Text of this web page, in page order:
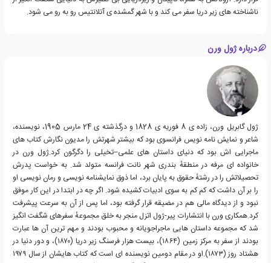
ناشناخته های زیر دریا سفر می کند و با شهر گمشده ی آتلانتیس رو به رو می شود.
درباره ژول ورن
ژول گابریل ورن، زاده ی 8 فوریه ی 1828 و درگذشته ی 24 مارس 1905، نویسنده،
شاعر و نمایش نامه نویس فرانسوی بود که بیشتر شهرتش را مدیون نگارش کتاب های
ماجرایی اش بود که دنیای داستان های علمی–تخیلی را دگرگون کرد.ژول ورن در
خانواده ای مرفه در منطقهٔ بندری شهر نانت فرانسه متولد شد. به خواست پدرش
تحصیلاتش را در رشتهٔ حقوق به پایان برد، اما ذوق نمایشنامه نویسی و رمان نویسی او
را بر آن داشت که کم کم به سوی ادبیات کشیده شود. اگر چه در ابتدا در این کار موفق
نبود و از دیدگاه مالی هم در مضیقه قرار گرفته بود، اما پس از آن به سرعت پیشرفت
کرد.همکاری ورن با انتشارات پیر-ژول اتزل منجر به خلق مجموعهٔ سفرهای شگفت انگیز
شد که مجموعه داستان هایی ماجراجویانه و محبوب بودند و مهم ترین آن ها عبارت
بودند از سفر به مرکز زمین (۱۸۶۴)، بیست هزار فرسنگ زیر دریا (۱۸۷۰)، و دور دنیا در
هشتاد روز (۱۸۷۳).او در مقام دومین نویسنده ای است که کتاب هایشان از سال ۱۹۷۹